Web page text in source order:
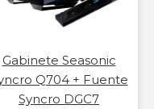
Gabinete Seasonic
Q704 + Fuente
Syncro DGC7